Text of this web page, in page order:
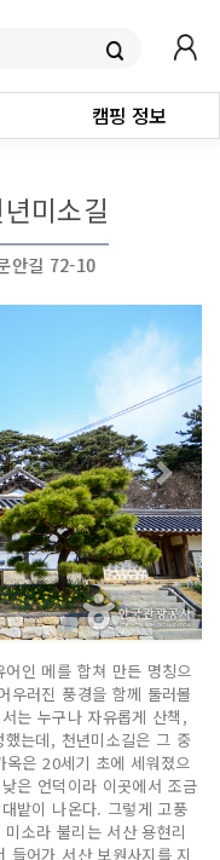
캠핑 정보
미소길
안길 72-10
인 메를 합쳐 만든 명칭으
우러진 풍경을 함께 둘러볼
는 누구나 자유롭게 산책,
는데, 천년미소길은 그 중
은 20세기 초에 세워졌으
은 언덕이라 이곳에서 조금
밭이 나온다. 그렇게 고풍
소라 불리는 서산 용현리
들어가 서산 보원사지를 지